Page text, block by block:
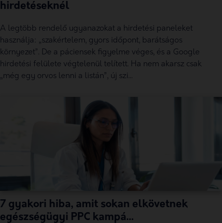
hirdetéseknél
A legtöbb rendelő ugyanazokat a hirdetési paneleket
használja: „szakértelem, gyors időpont, barátságos
környezet”. De a páciensek figyelme véges, és a Google
hirdetési felülete végtelenül telített. Ha nem akarsz csak
„még egy orvos lenni a listán”, új szi...
7 gyakori hiba, amit sokan elkövetnek
egészségügyi PPC kampá...